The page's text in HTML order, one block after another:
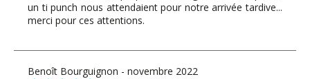
un ti punch nous attendaient pour notre arrivée tardive...
merci pour ces attentions.
Benoît Bourguignon - novembre 2022